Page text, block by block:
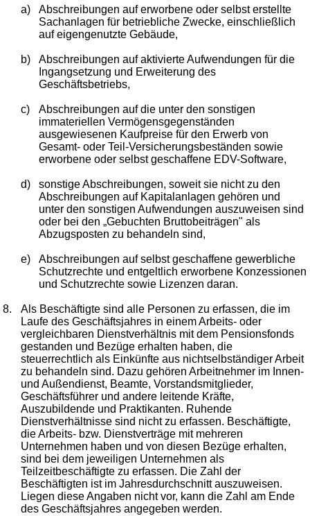
a)
Abschreibungen auf erworbene oder selbst erstellte
Sachanlagen für betriebliche Zwecke, einschließlich
auf eigengenutzte Gebäude,
b)
Abschreibungen auf aktivierte Aufwendungen für die
Ingangsetzung und Erweiterung des
Geschäftsbetriebs,
c)
Abschreibungen auf die unter den sonstigen
immateriellen Vermögensgegenständen
ausgewiesenen Kaufpreise für den Erwerb von
Gesamt- oder Teil-Versicherungsbeständen sowie
erworbene oder selbst geschaffene EDV-Software,
d)
sonstige Abschreibungen, soweit sie nicht zu den
Abschreibungen auf Kapitalanlagen gehören und
unter den sonstigen Aufwendungen auszuweisen sind
oder bei den „Gebuchten Bruttobeiträgen" als
Abzugsposten zu behandeln sind,
e)
Abschreibungen auf selbst geschaffene gewerbliche
Schutzrechte und entgeltlich erworbene Konzessionen
und Schutzrechte sowie Lizenzen daran.
8.
Als Beschäftigte sind alle Personen zu erfassen, die im
Laufe des Geschäftsjahres in einem Arbeits- oder
vergleichbaren Dienstverhältnis mit dem Pensionsfonds
gestanden und Bezüge erhalten haben, die
steuerrechtlich als Einkünfte aus nichtselbständiger Arbeit
zu behandeln sind. Dazu gehören Arbeitnehmer im Innen-
und Außendienst, Beamte, Vorstandsmitglieder,
Geschäftsführer und andere leitende Kräfte,
Auszubildende und Praktikanten. Ruhende
Dienstverhältnisse sind nicht zu erfassen. Beschäftigte,
die Arbeits- bzw. Dienstverträge mit mehreren
Unternehmen haben und von diesen Bezüge erhalten,
sind bei dem jeweiligen Unternehmen als
Teilzeitbeschäftigte zu erfassen. Die Zahl der
Beschäftigten ist im Jahresdurchschnitt auszuweisen.
Liegen diese Angaben nicht vor, kann die Zahl am Ende
des Geschäftsjahres angegeben werden.